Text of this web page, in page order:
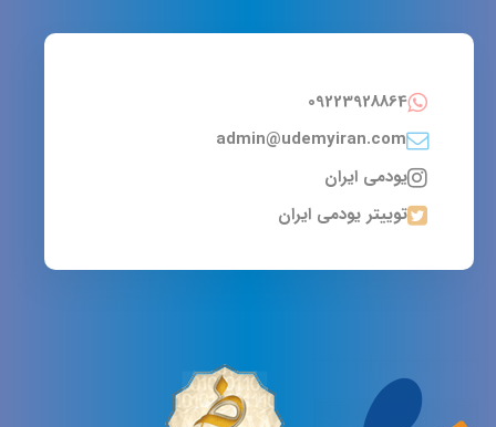
09223928864
admin@udemyiran.com
یودمی ایران
توییتر یودمی ایران